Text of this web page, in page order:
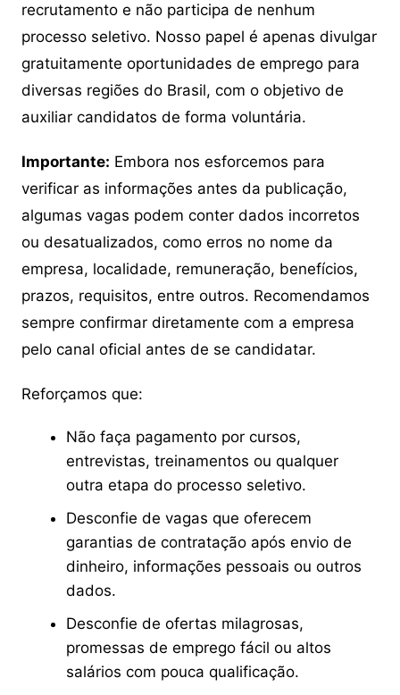
recrutamento e não participa de nenhum
processo seletivo. Nosso papel é apenas divulgar
gratuitamente oportunidades de emprego para
diversas regiões do Brasil, com o objetivo de
auxiliar candidatos de forma voluntária.
Importante: Embora nos esforcemos para
verificar as informações antes da publicação,
algumas vagas podem conter dados incorretos
ou desatualizados, como erros no nome da
empresa, localidade, remuneração, benefícios,
prazos, requisitos, entre outros. Recomendamos
sempre confirmar diretamente com a empresa
pelo canal oficial antes de se candidatar.
Reforçamos que:
Não faça pagamento por cursos,
entrevistas, treinamentos ou qualquer
outra etapa do processo seletivo.
Desconfie de vagas que oferecem
garantias de contratação após envio de
dinheiro, informações pessoais ou outros
dados.
Desconfie de ofertas milagrosas,
promessas de emprego fácil ou altos
salários com pouca qualificação.